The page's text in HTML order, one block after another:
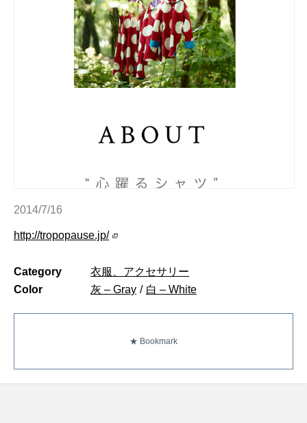
2014/7/16
http://tropopause.jp/
Category
衣服、アクセサリー
Color
灰 – Gray / 白 – White
★ Bookmark